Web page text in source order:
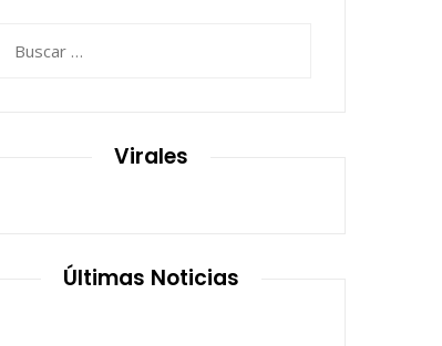
Virales
Últimas Noticias